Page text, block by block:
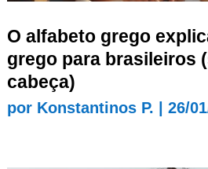
O alfabeto grego
grego para brasileiros
cabeça)
por Konstantinos P. 26/